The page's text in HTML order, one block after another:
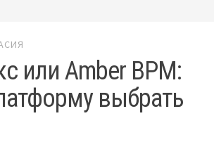
или Amber BPM:
выбрать